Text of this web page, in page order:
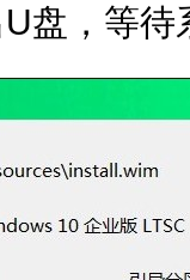
盘，等待